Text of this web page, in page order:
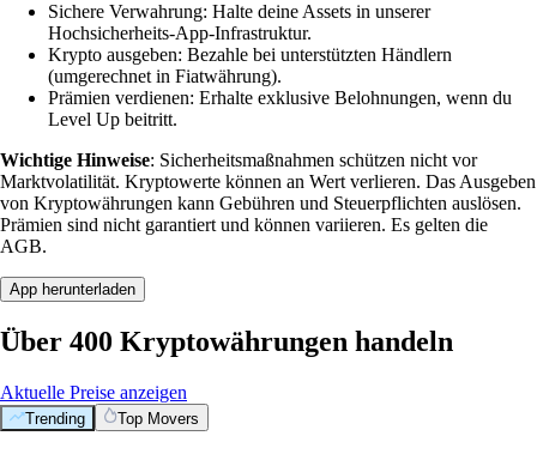
Sichere Verwahrung: Halte deine Assets in unserer
Hochsicherheits-App-Infrastruktur.
Krypto ausgeben: Bezahle bei unterstützten Händlern
(umgerechnet in Fiatwährung).
Prämien verdienen: Erhalte exklusive Belohnungen, wenn du
Level Up beitritt.
Wichtige Hinweise: Sicherheitsmaßnahmen schützen nicht vor
Marktvolatilität. Kryptowerte können an Wert verlieren. Das Ausgeben
von Kryptowährungen kann Gebühren und Steuerpflichten auslösen.
Prämien sind nicht garantiert und können variieren. Es gelten die
AGB.
App herunterladen
Über 400 Kryptowährungen handeln
Aktuelle Preise anzeigen
Trending Top Movers